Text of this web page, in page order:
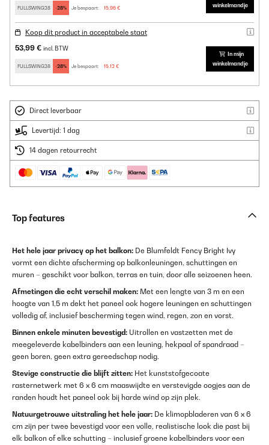
FULLSWING28 -28% Je bespaart: 15,96 €
winkelmandje
Koop dit product in acceptabele staat
53,99 € incl. BTW
FULLSWING28 -28% Je bespaart: 15,12 €
In mijn
winkelmandje
Direct leverbaar
Levertijd: 1 dag
14 dagen retourrecht
Top features
Het hele jaar privacy op het balkon: De Blumfeldt Fency Bright Ivy
vormt een dichte afscherming op balkonleuningen, schuttingen en
muren – geschikt voor balkon, terras en tuin, door alle seizoenen heen.
Afmetingen die echt verschil maken: Met een lengte van 3 m en een
hoogte van 1,5 m dekt het paneel ook hogere leuningen en schuttingen
volledig af, inclusief bescherming tegen wind, regen, zon en vorst.
Binnen enkele minuten bevestigd: Uitrollen en vastzetten met de
meegeleverde kabelbinders aan een leuning, hekpaal of spandraad –
geen boren, geen extra gereedschap nodig.
Stevige constructie die blijft zitten: Het kunststofgecoate
rasternetwerk met 6 x 6 cm maaswijdte en verstevigde oogjes aan de
randen houdt het paneel ook bij harde wind op zijn plek.
Natuurgetrouwe uitstraling het hele jaar: De klimopbladeren van 6 x 6
cm zijn per twee bevestigd voor een volle, realistische look die past bij
elk balkon of elke schutting – inclusief groene kabelbinders voor een